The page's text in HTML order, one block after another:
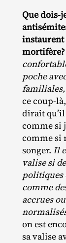
Que dois-
mortifère?
poche
familiales,
ce
dirait
comme si
comme si
songer. Il
valise si
politiques
comme
accrues
on est
sa valise